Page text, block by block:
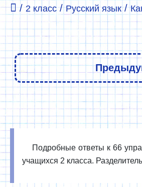
/ 2 класс/Русский язык/
Подробные ответы к 66
учащихся 2 класса.